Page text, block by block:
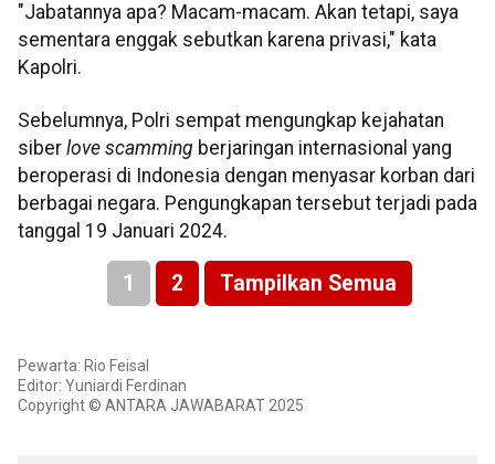
"Jabatannya apa? Macam-macam. Akan tetapi, saya
sementara enggak sebutkan karena privasi," kata
Kapolri.
Sebelumnya, Polri sempat mengungkap kejahatan
siber love scamming berjaringan internasional yang
beroperasi di Indonesia dengan menyasar korban dari
berbagai negara. Pengungkapan tersebut terjadi pada
tanggal 19 Januari 2024.
1 2 Tampilkan Semua
Pewarta: Rio Feisal
Editor: Yuniardi Ferdinan
Copyright © ANTARA JAWABARAT 2025